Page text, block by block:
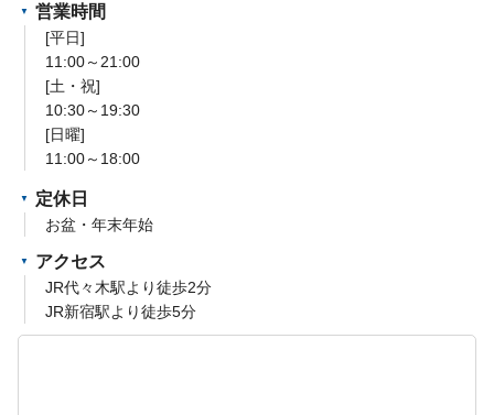
営業時間
[平日]
11:00～21:00
[土・祝]
10:30～19:30
[日曜]
11:00～18:00
定休日
お盆・年末年始
アクセス
JR代々木駅より徒歩2分
JR新宿駅より徒歩5分